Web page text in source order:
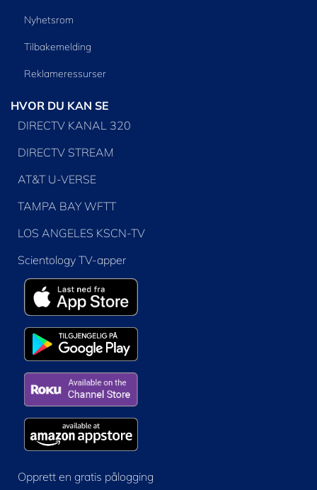
Nyhetsrom
Tilbakemelding
Reklameressurser
HVOR DU KAN SE
DIRECTV KANAL 320
DIRECTV STREAM
AT&T U-VERSE
TAMPA BAY WFTT
LOS ANGELES KSCN-TV
Scientology TV-apper
Opprett en gratis pålogging